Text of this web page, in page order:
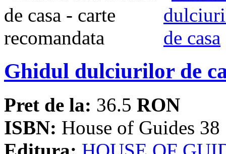
Ghidul dulciurilor de
Pret de la: 36.5 RON
ISBN: House of Guides 38